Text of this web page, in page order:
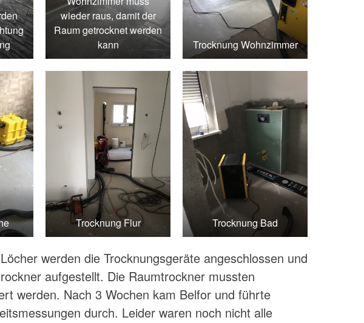
wieder raus, damit der
Raum getrocknet werden
kann
Trocknung Wohnzimmer
Trocknung Flur Trocknung Bad
werden die Trocknungsgeräte angeschlossen und
aufgestellt. Die Raumtrockner mussten
werden. Nach 3 Wochen kam Belfor und führte
durch. Leider waren noch nicht alle